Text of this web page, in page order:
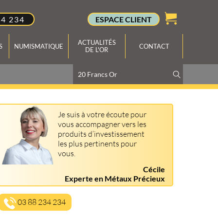
234 ESPACE CLIENT
NUMISMATIQUE
ACTUALITÉS
DE L'OR
CONTACT
Je suis à votre écoute pour
vous accompagner vers les
produits d’investissement
les plus pertinents pour
vous.
Cécile
Experte en Métaux Précieux
03 88 234 234